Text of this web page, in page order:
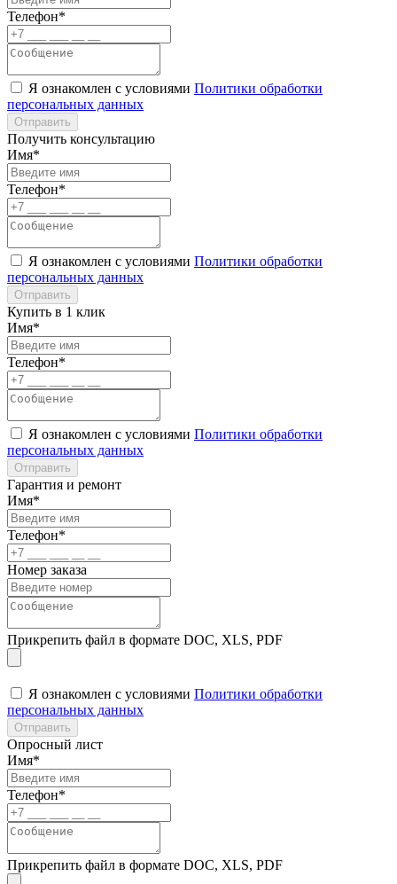
Телефон*
Я ознакомлен с условиями Политики обработки
персональных данных
Отправить
Получить консультацию
Имя*
Телефон*
Я ознакомлен с условиями Политики обработки
персональных данных
Отправить
Купить в 1 клик
Имя*
Телефон*
Я ознакомлен с условиями Политики обработки
персональных данных
Отправить
Гарантия и ремонт
Имя*
Телефон*
Номер заказа
Прикрепить файл в формате DOC, XLS, PDF
Я ознакомлен с условиями Политики обработки
персональных данных
Отправить
Опросный лист
Имя*
Телефон*
Прикрепить файл в формате DOC, XLS, PDF